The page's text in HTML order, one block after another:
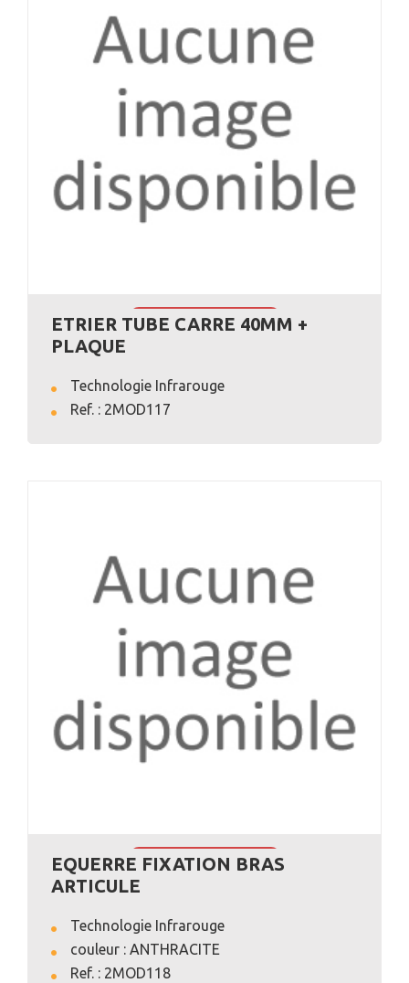
VOIR L'ANNONCE
ETRIER TUBE CARRE 40MM +
PLAQUE
Technologie Infrarouge
Ref. : 2MOD117
VOIR L'ANNONCE
EQUERRE FIXATION BRAS
ARTICULE
Technologie Infrarouge
couleur : ANTHRACITE
Ref. : 2MOD118